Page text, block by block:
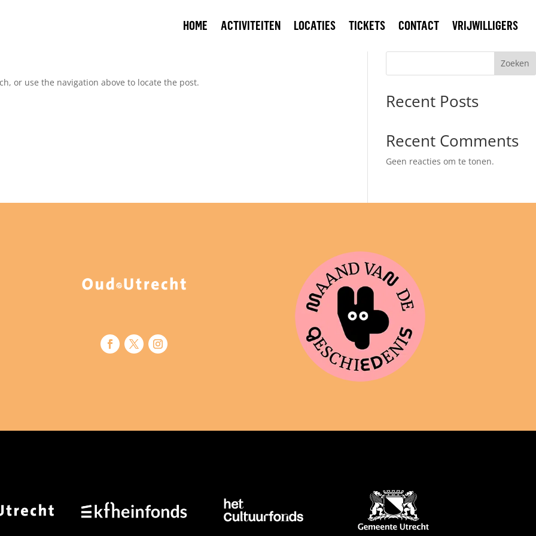
HOME ACTIVITEITEN LOCATIES TICKETS CONTACT VRIJWILLIGERS
or use the navigation above to locate the post.
Zoeken
Recent Posts
Recent Comments
Geen reacties om te tonen.